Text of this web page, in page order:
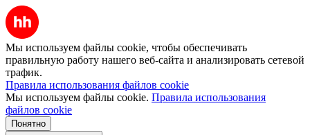
Мы используем файлы cookie, чтобы обеспечивать
правильную работу нашего веб-сайта и анализировать сетевой
трафик.
Правила использования файлов cookie
Мы используем файлы cookie. Правила использования
файлов cookie
Понятно